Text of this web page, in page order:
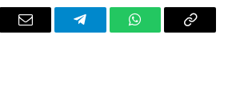
Email TelegramWhatsAppCopy